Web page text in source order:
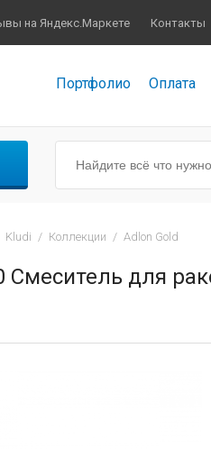
на Яндекс.Маркете Контакты
Портфолио Оплата
Kludi / Коллекции / Adlon Gold
Смеситель для